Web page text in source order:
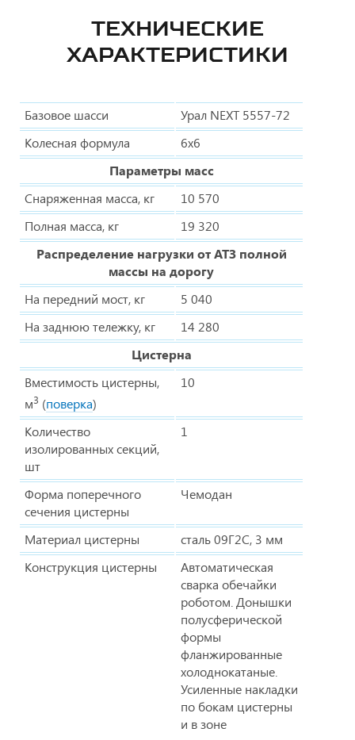
ТЕХНИЧЕСКИЕ
ХАРАКТЕРИСТИКИ
Базовое шасси
Урал NEXT 5557-72
Колесная формула
6х6
Параметры масс
Снаряженная масса, кг
10 570
Полная масса, кг
19 320
Распределение нагрузки от АТЗ полной
массы на дорогу
На передний мост, кг
5 040
На заднюю тележку, кг
14 280
Цистерна
Вместимость цистерны,
м3 (поверка)
10
Количество
изолированных секций,
шт
1
Форма поперечного
сечения цистерны
Чемодан
Материал цистерны
сталь 09Г2С, 3 мм
Конструкция цистерны
Автоматическая
сварка обечайки
роботом. Донышки
полусферической
формы
фланжированные
холоднокатаные.
Усиленные накладки
по бокам цистерны
и в зоне